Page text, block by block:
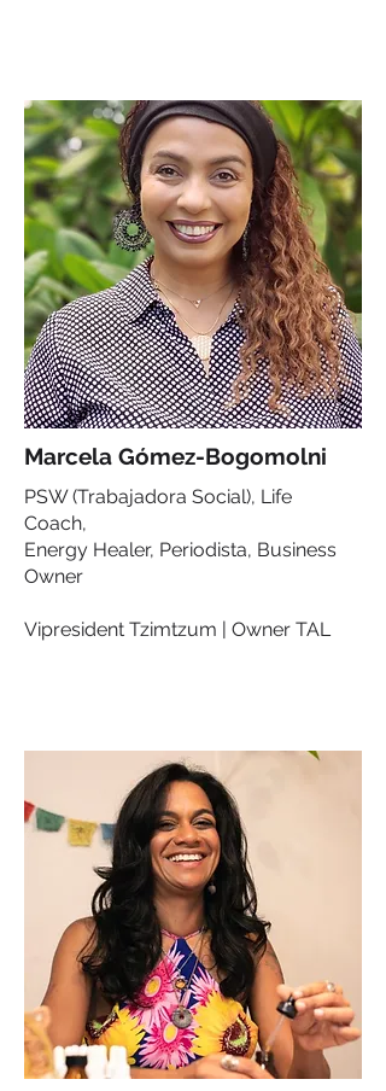
Marcela Gómez-Bogomolni
PSW (Trabajadora Social), Life
Coach,
Energy Healer, Periodista, Business
Owner
Vipresident Tzimtzum | Owner TAL